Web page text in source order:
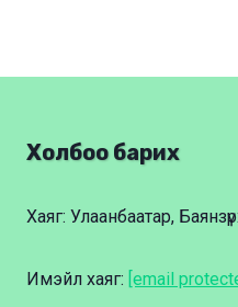
Холбоо барих
Хаяг: Улаанбаатар,
Имэйл хаяг: [email